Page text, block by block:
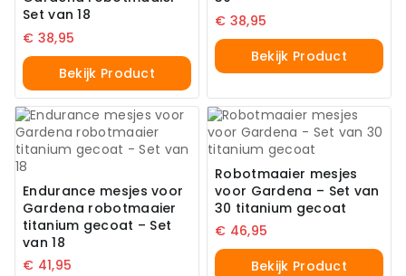
Set van 18
€ 38,95
Bekijk Product
€ 38,95
Bekijk Product
Endurance mesjes voor
Gardena robotmaaier
titanium gecoat – Set
van 18
€ 41,95
Robotmaaier mesjes
voor Gardena – Set van
30 titanium gecoat
€ 46,95
Bekijk Product